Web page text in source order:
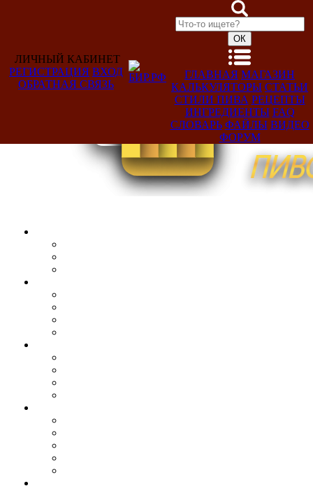
Добро
ЛИЧНЫЙ КАБИНЕТ
РЕГИСТРАЦИЯ ВХОД
ОБРАТНАЯ СВЯЗЬ
ГЛАВНАЯ МАГАЗИН
КАЛЬКУЛЯТОРЫ СТАТЬИ
СТИЛИ ПИВА РЕЦЕПТЫ
ИНГРЕДИЕНТЫ FAQ
СЛОВАРЬ ФАЙЛЫ ВИДЕО
ФОРУМ